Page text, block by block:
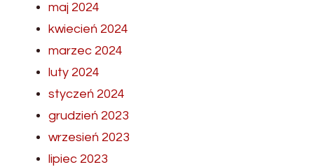
maj 2024
kwiecień 2024
marzec 2024
luty 2024
styczeń 2024
grudzień 2023
wrzesień 2023
lipiec 2023